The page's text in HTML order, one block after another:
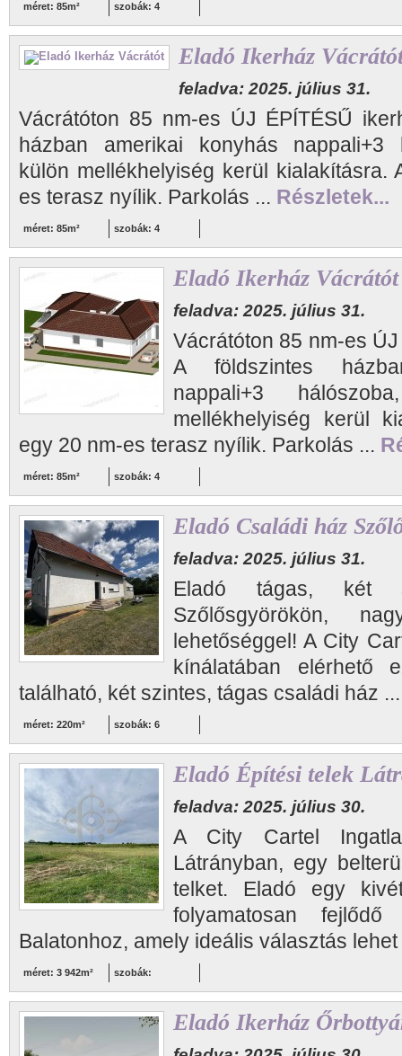
méret: 85m² szobák: 4
Eladó Ikerház
feladva: 2025. július 31.
Vácrátóton 85 nm-es ÚJ ÉPÍTÉSŰ
házban amerikai konyhás nappali+3
külön mellékhelyiség kerül kialakításra.
es terasz nyílik. Parkolás ... Részletek...
méret: 85m² szobák: 4
Eladó Ikerház Vácrátót
feladva: 2025. július 31.
Vácrátóton 85 nm-es
A földszintes
nappali+3
mellékhelyiség kerül
egy 20 nm-es terasz nyílik. Parkolás ...
méret: 85m² szobák: 4
Eladó Családi ház
feladva: 2025. július 31.
Eladó tágas, két
Szőlősgyörökön,
lehetőséggel! A City
kínálatában elérhető
található, két szintes, tágas családi ház
méret: 220m² szobák: 6
Eladó Építési telek
feladva: 2025. július 30.
A City Cartel
Látrányban, egy
telket. Eladó egy
folyamatosan
Balatonhoz, amely ideális választás
méret: 3 942m² szobák:
Eladó Ikerház